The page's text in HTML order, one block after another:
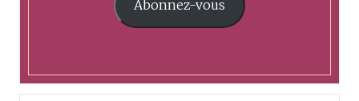
Abonnez-vous